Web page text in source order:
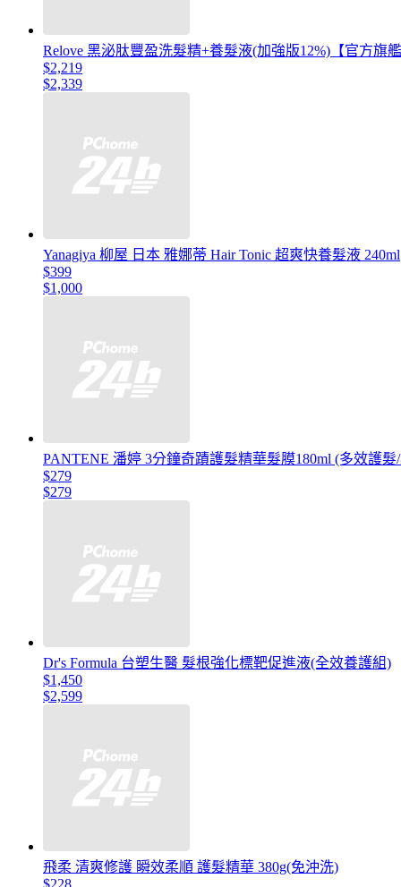
Relove 黑泌肽豐盈洗髮精+養髮液(加強版12%)【官方旗
$2,219
$2,339
Yanagiya 柳屋 日本 雅娜蒂 Hair Tonic 超爽快養髮液 240ml
$399
$1,000
PANTENE 潘婷 3分鐘奇蹟護髮精華髮膜180ml (多效護
$279
$279
Dr's Formula 台塑生醫 髮根強化標靶促進液(全效養護組)
$1,450
$2,599
飛柔 清爽修護 瞬效柔順 護髮精華 380g(免沖洗)